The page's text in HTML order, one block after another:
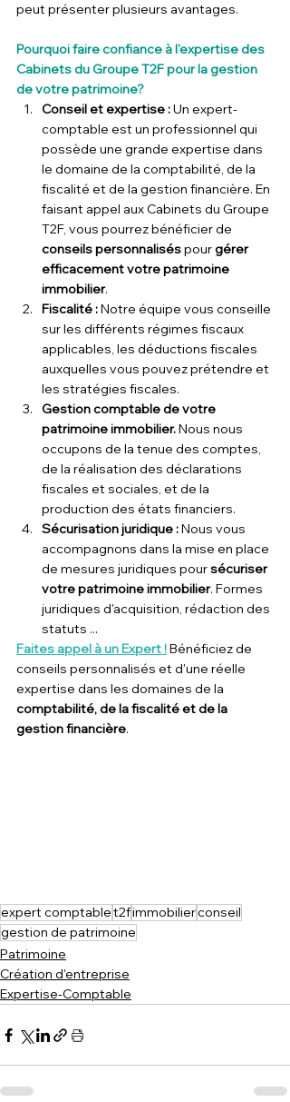
peut présenter plusieurs avantages.
Pourquoi faire confiance à l'expertise des
Cabinets du Groupe T2F pour la gestion
de votre patrimoine?
Conseil et expertise : Un expert-
comptable est un professionnel qui
possède une grande expertise dans
le domaine de la comptabilité, de la
fiscalité et de la gestion financière. En
faisant appel aux Cabinets du Groupe
T2F, vous pourrez bénéficier de
conseils personnalisés pour gérer
efficacement votre patrimoine
immobilier.
Fiscalité : Notre équipe vous conseille
sur les différents régimes fiscaux
applicables, les déductions fiscales
auxquelles vous pouvez prétendre et
les stratégies fiscales.
Gestion comptable de votre
patrimoine immobilier. Nous nous
occupons de la tenue des comptes,
de la réalisation des déclarations
fiscales et sociales, et de la
production des états financiers.
Sécurisation juridique : Nous vous
accompagnons dans la mise en place
de mesures juridiques pour sécuriser
votre patrimoine immobilier. Formes
juridiques d'acquisition, rédaction des
statuts ...
Faites appel à un Expert ! Bénéficiez de
conseils personnalisés et d'une réelle
expertise dans les domaines de la
comptabilité, de la fiscalité et de la
gestion financière.
expert comptablet2fimmobilierconseil
gestion de patrimoine
Patrimoine
Création d'entreprise
Expertise-Comptable